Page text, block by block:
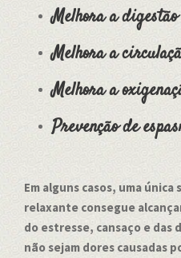
Melhora a
Melhora a
Melhora a
Prevenção de
Em alguns casos, uma única
relaxante consegue
do estresse, cansaço e das
não sejam dores causadas